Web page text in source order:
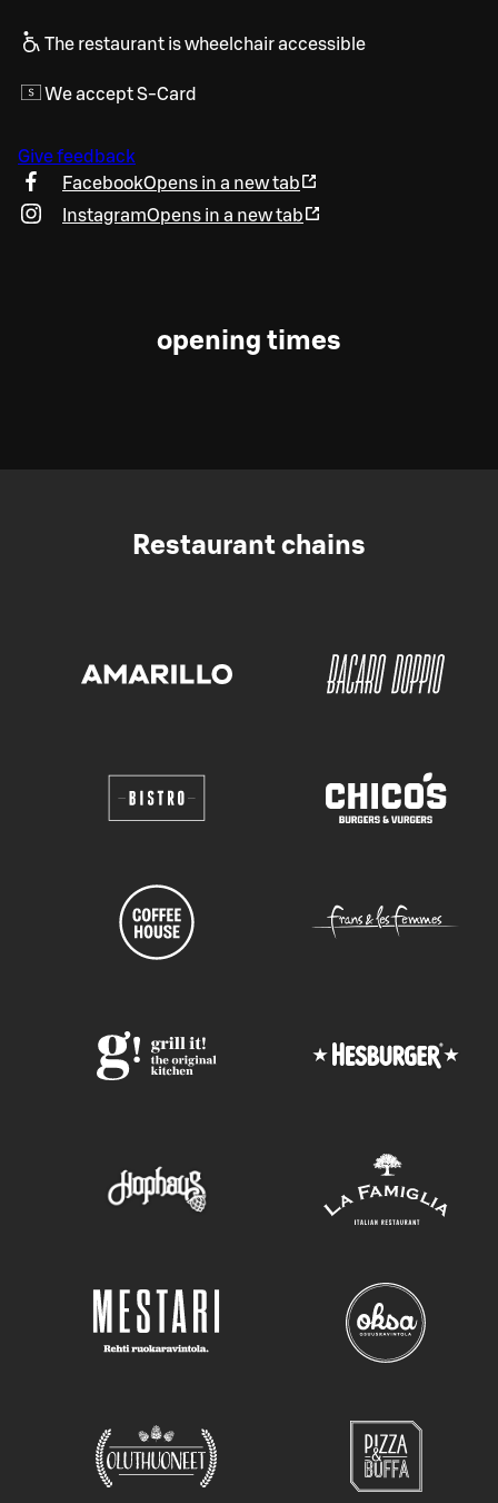
The restaurant is wheelchair accessible
We accept S-Card
Give feedback
FacebookOpens in a new tab
InstagramOpens in a new tab
opening times
Restaurant chains